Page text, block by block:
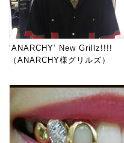
‘ANARCHY’ New Grillz!!!!
（ANARCHY様グリルズ）